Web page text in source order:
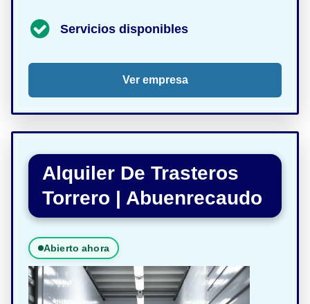
Servicios disponibles
Ver empresa
Alquiler De Trasteros
Torrero | Abuenrecaudo
Abierto ahora